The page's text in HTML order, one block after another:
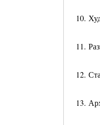
10.
11.
12.
13.